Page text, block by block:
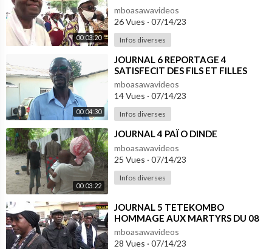
00:03:20
ASSURE ET RASSURE
mboasawavideos
26 Vues · 07/14/23
Infos diverses
00:04:30
⁣JOURNAL 6 REPORTAGE 4
SATISFECIT DES FILS ET FILLES
BONANJO
mboasawavideos
14 Vues · 07/14/23
Infos diverses
00:03:22
⁣JOURNAL 4 PAÏ O DINDE
mboasawavideos
25 Vues · 07/14/23
Infos diverses
⁣JOURNAL 5 TETEKOMBO
HOMMAGE AUX MARTYRS DU 08
AOUT 1914
mboasawavideos
28 Vues · 07/14/23